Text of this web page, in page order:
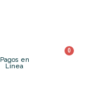
Pagos en
Línea